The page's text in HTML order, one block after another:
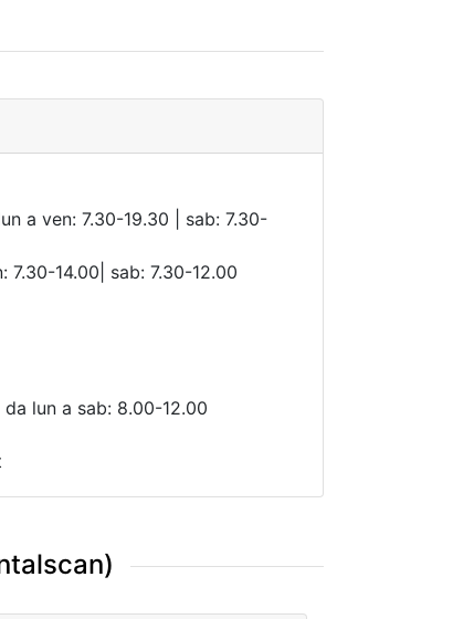
a ven: 7.30-19.30 | sab: 7.30-
7.30-14.00| sab: 7.30-12.00
lun a sab: 8.00-12.00